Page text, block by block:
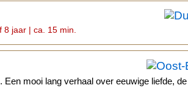
8 jaar | ca. 15 min.
Een mooi lang verhaal over eeuwige liefde, de